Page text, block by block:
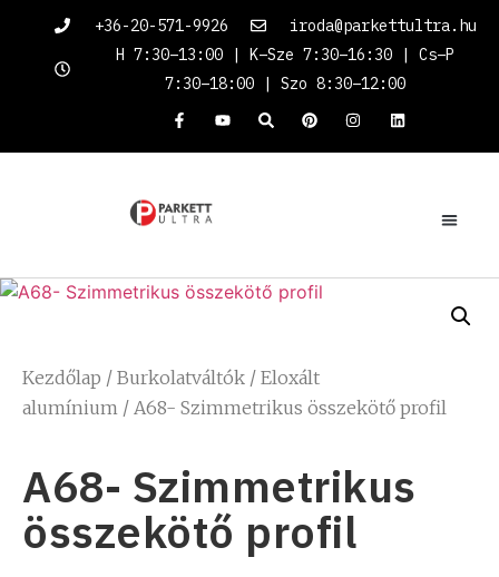
+36-20-571-9926
iroda@parkettultra.hu
H 7:30–13:00 | K–Sze 7:30–16:30 | Cs–P
7:30–18:00 | Szo 8:30–12:00
Kezdőlap / Burkolatváltók / Eloxált
alumínium / A68- Szimmetrikus összekötő profil
A68- Szimmetrikus
összekötő profil